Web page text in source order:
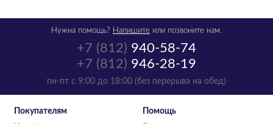
Картридж Oki
44469715
аналог 44469715/44469705
+7 (812) 940-58-74
+7 (812) 946-28-19
пн-пт с 9:00 до 18:00 (без перерыва на обед)
Нужна помощь? Напишите или позвоните нам.
Покупателям Помощь